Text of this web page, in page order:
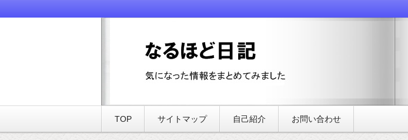
なるほど日記
TOP サイトマップ 自己紹介 お問い合わせ